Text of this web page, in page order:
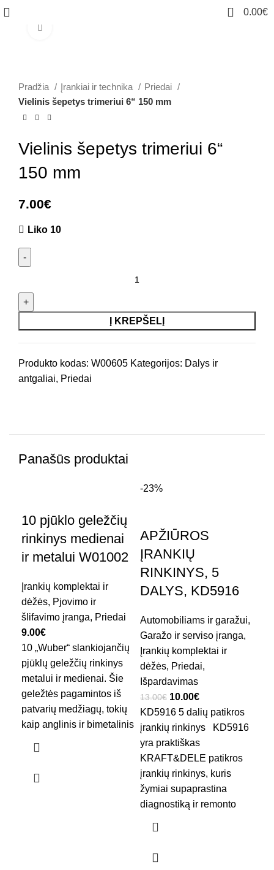
0 0.00€
Pradžia Įrankiai ir technika
Priedai
Vielinis šepetys trimeriui 6“ 150 mm
Vielinis šepetys trimeriui 6“
150 mm
7.00€
Liko 10
Į KREPŠELĮ
Produkto kodas: W00605 Kategorijos: Dalys ir
antgaliai, Priedai
Panašūs produktai
10 pjūklo geležčių
rinkinys medienai
ir metalui W01002
Įrankių komplektai ir
dėžės, Pjovimo ir
šlifavimo įranga, Priedai
9.00€
10 „Wuber“ slankiojančių
pjūklų geležčių rinkinys
metalui ir medienai. Šie
geležtės pagamintos iš
patvarių medžiagų, tokių
kaip anglinis ir bimetalinis
-23%
APŽIŪROS
ĮRANKIŲ
RINKINYS, 5
DALYS, KD5916
Automobiliams ir garažui,
Garažo ir serviso įranga,
Įrankių komplektai ir
dėžės, Priedai,
Išpardavimas
13.00€ 10.00€
KD5916 5 dalių patikros
įrankių rinkinys KD5916
yra praktiškas
KRAFT&DELE patikros
įrankių rinkinys, kuris
žymiai supaprastina
diagnostiką ir remonto